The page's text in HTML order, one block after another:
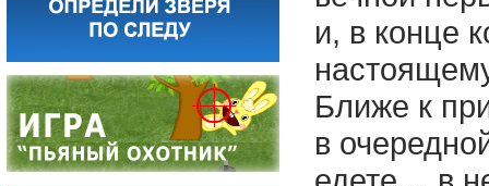
и, в конце
Ближе к
в